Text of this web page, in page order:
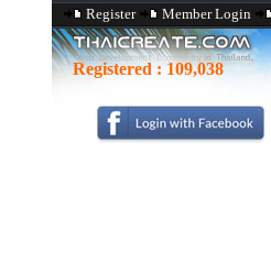
Register Member Login
Registered : 109,038